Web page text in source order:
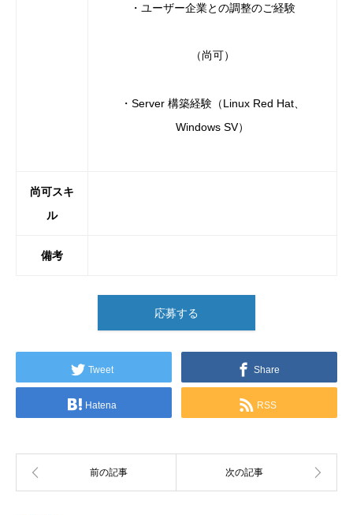
・ユーザー企業との調整のご経験
（尚可）
・Server 構築経験（Linux Red Hat、
Windows SV）
尚可スキ
ル
備考
応募する
Tweet Share
Hatena RSS